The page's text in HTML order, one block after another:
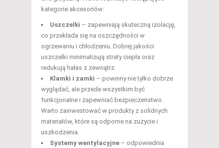
kategorie akcesoriów:
Uszczelki – zapewniają skuteczną izolację,
co przekłada się na oszczędności w
ogrzewaniu i chłodzeniu. Dobrej jakości
uszczelki minimalizują straty ciepła oraz
redukują hałas z zewnątrz.
Klamki i zamki – powinny nie tylko dobrze
wyglądać, ale przede wszystkim być
funkcjonalne i zapewniać bezpieczeństwo.
Warto zainwestować w produkty z solidnych
materiałów, które są odporne na zużycie i
uszkodzenia.
Systemy wentylacyjne – odpowiednia